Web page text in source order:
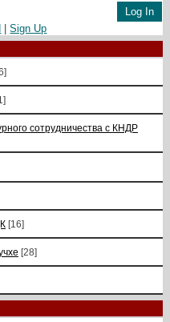
|Sign Up
сотрудничества с КНДР
[16]
[28]